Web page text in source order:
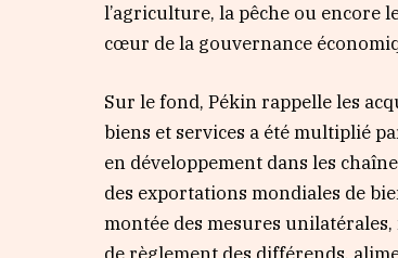
l’agriculture, la pêche ou encore
cœur de la gouvernance
Sur le fond, Pékin rappelle les
biens et services a été multiplié
en développement dans les
des exportations mondiales de
montée des mesures